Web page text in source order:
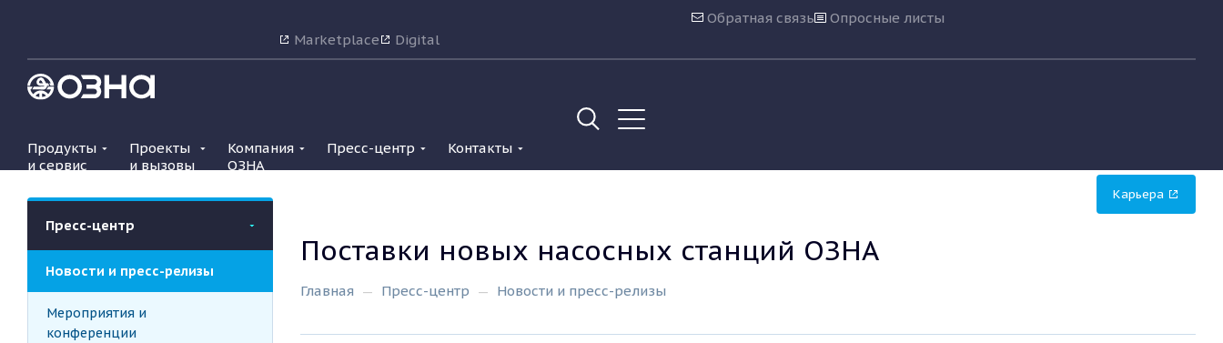
Обратная связь
Опросные листы
Marketplace
Digital
Продукты
и сервис
Проекты
и вызовы
Компания
ОЗНА
Пресс-центр Контакты
Карьера
Пресс-центр
Новости и пресс-релизы
Мероприятия и
конференции
Поставки новых насосных станций ОЗНА
Главная Пресс-центр Новости и пресс-релизы